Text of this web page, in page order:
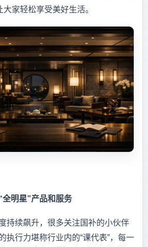
大家轻松享受美好生活。
明星”产品和服务
持续飙升，很多关注国补的小伙伴
执行力堪称行业内的“课代表”，每一